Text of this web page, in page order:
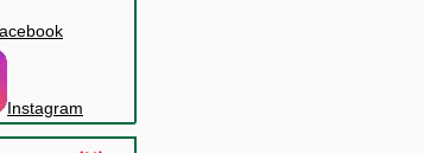
Instagram